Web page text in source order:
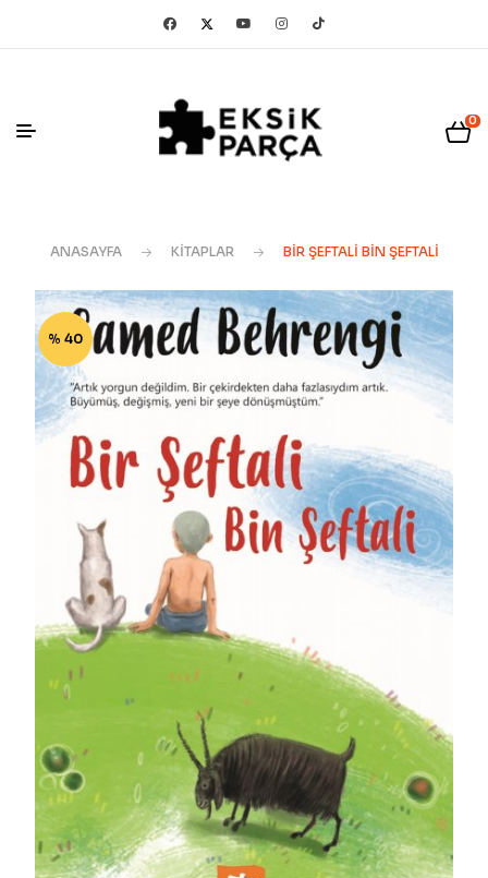
0
ANASAYFA KITAPLAR BIR ŞEFTALI BIN ŞEFTALI
% 40